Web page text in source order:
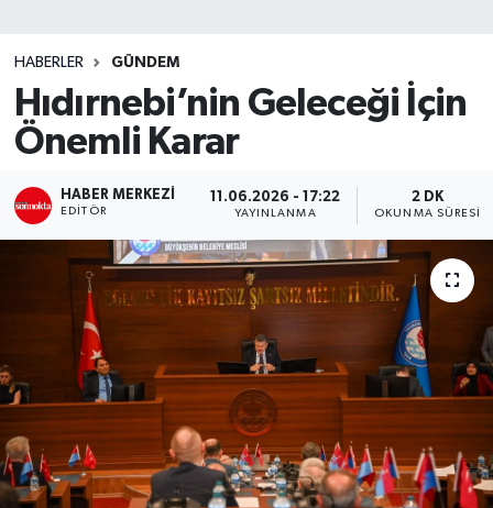
HABERLER GÜNDEM
Hıdırnebi’nin Geleceği İçin
Önemli Karar
HABER MERKEZI
EDITÖR
11.06.2026 - 17:22
YAYINLANMA
2 DK
OKUNMA SÜRESI
Teknoloji
TRABZON
TRABZONSPOR
Yaşam